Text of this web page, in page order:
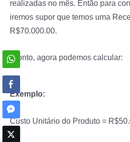
realizadas no mês. Então para
iremos supor que temos uma
R$70.000.00.
Pronto, agora podemos calcular:
Exemplo:
Custo Unitário do Produto =